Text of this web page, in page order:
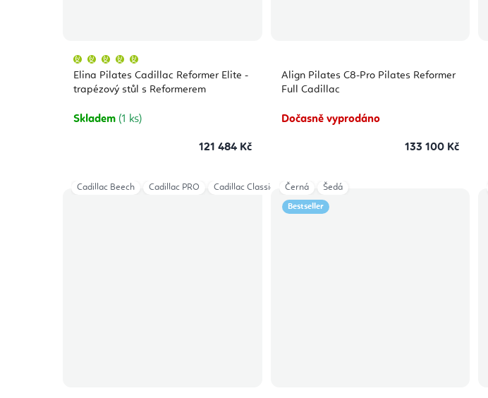
Elina Pilates Cadillac Reformer Elite -
trapézový stůl s Reformerem
produktu
je
5,0
hvězdiček.
Skladem (1 ks)
121 484 Kč
Align Pilates C8-Pro Pilates Reformer
Full Cadillac
Dočasně vyprodáno
133 100 Kč
Cadillac Beech Cadillac PRO Cadillac Classical
Bestseller
Černá Šedá